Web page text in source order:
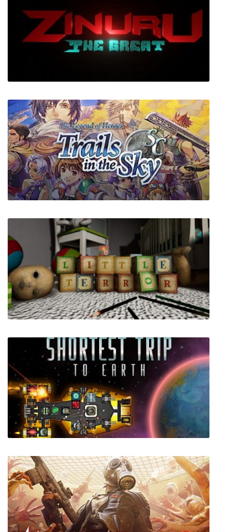
Mechanism
Zinuru The Great
The Legend of Heroes: Trails in the Sky SC
Little Terror
Shortest Trip to Earth